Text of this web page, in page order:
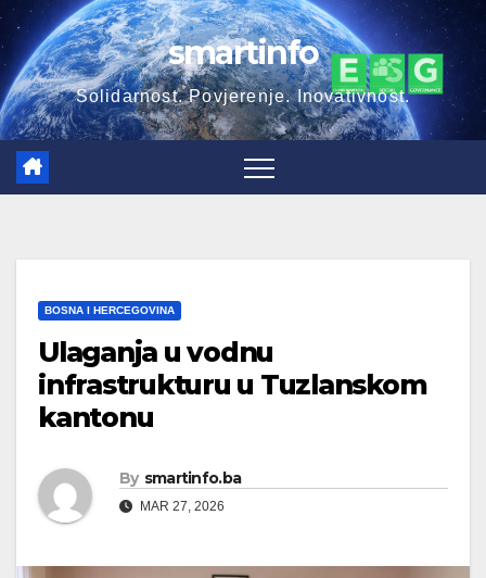
Skip
to
content
smartinfo
Solidarnost. Povjerenje. Inovativnost.
BOSNA I HERCEGOVINA
Ulaganja u vodnu
infrastrukturu u Tuzlanskom
kantonu
By smartinfo.ba
MAR 27, 2026